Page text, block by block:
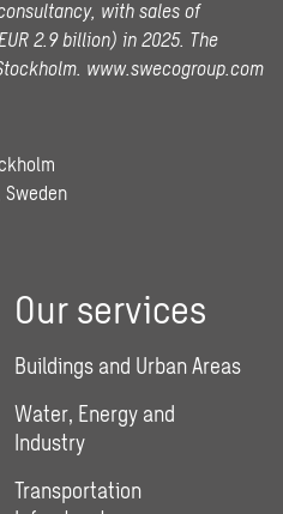
with sales of
2.9 billion) in 2025. The
www.swecogroup.com
Sweden
Our services
Buildings and Urban Areas
Water, Energy and
Industry
Transportation